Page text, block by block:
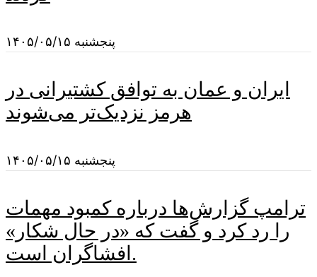
پنجشنبه ۱۴۰۵/۰۵/۱۵
ایران و عمان به توافق کشتیرانی در
هرمز نزدیک‌تر می‌شوند
پنجشنبه ۱۴۰۵/۰۵/۱۵
ترامپ گزارش‌ها درباره کمبود مهمات
را رد کرد و گفت که «در حال شکار»
افشاگران است.